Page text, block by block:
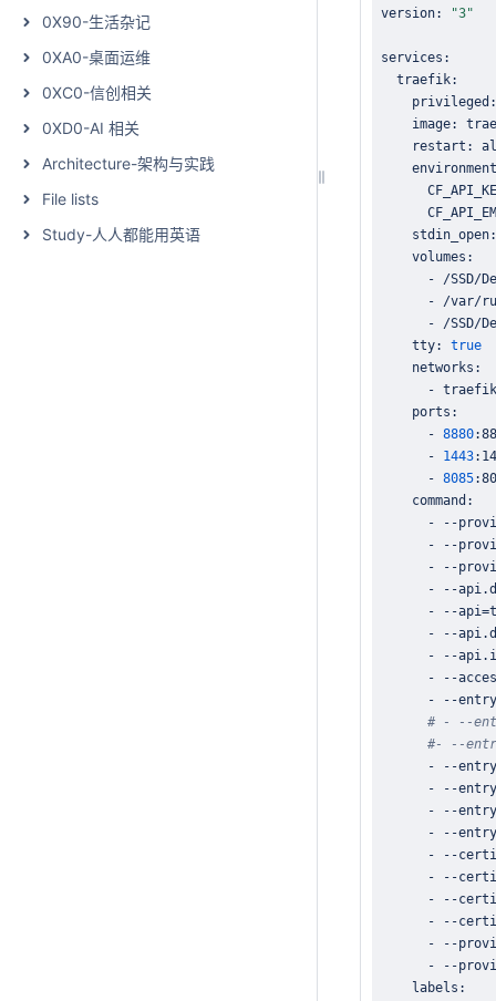
0X90-生活杂记
0XA0-桌面运维
0XC0-信创相关
0XD0-AI 相关
Architecture-架构与实践
File lists
Study-人人都能用英语
version:
"3"
- /SSD/
- /SSD/
    tty:
true
      -
8880
      -
1443
      -
8085
- --
- --
- --
- --
      - --api
=
- --
- --
- --
- --
# - --
#- --
- --
- --
- --
- --
- --
- --
- --
- --
- --
- --